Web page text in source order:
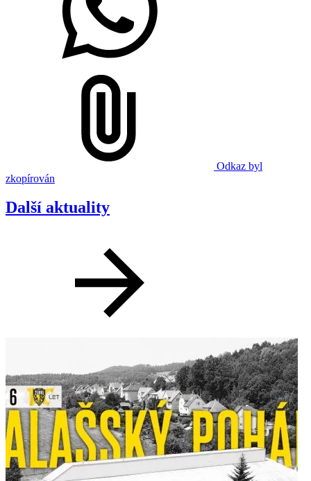
Odkaz byl
zkopírován
Další aktuality